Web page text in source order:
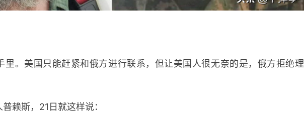
美国只能赶紧和俄方进行联系，但让美国人很无奈的是，俄方拒绝理
斯，21日就这样说：